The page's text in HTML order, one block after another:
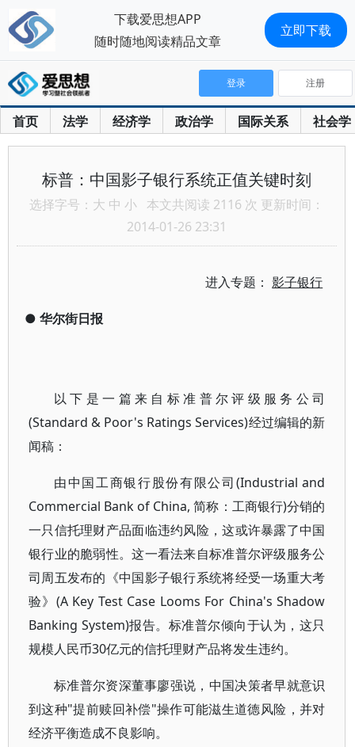
首页 法学 经济学 政治学 国际关系 社会学
登录 注册
标普：中国影子银行系统正值关键时刻
选择字号： 大 中 小 本文共阅读 2116 次 更新时间：
2014-01-26 23:31
进入专题：影子银行
● 华尔街日报
以下是一篇来自标准普尔评级服务公司
(Standard & Poor's Ratings Services)经过编辑的新
闻稿：
由中国工商银行股份有限公司(Industrial and
Commercial Bank of China, 简称：工商银行)分销的
一只信托理财产品面临违约风险，这或许暴露了中国
银行业的脆弱性。这一看法来自标准普尔评级服务公
司周五发布的《中国影子银行系统将经受一场重大考
验》(A Key Test Case Looms For China's Shadow
Banking System)报告。标准普尔倾向于认为，这只
规模人民币30亿元的信托理财产品将发生违约。
标准普尔资深董事廖强说，中国决策者早就意识
到这种"提前赎回补偿"操作可能滋生道德风险，并对
经济平衡造成不良影响。
下载爱思想APP
随时随地阅读精品文章
立即下载